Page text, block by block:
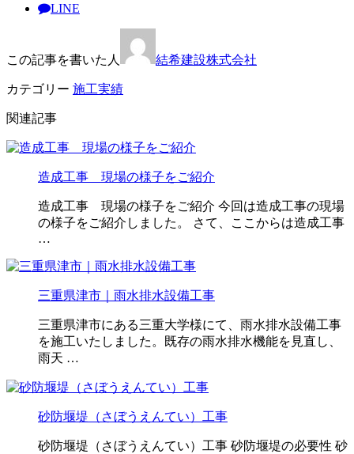
LINE
この記事を書いた人 結希建設株式会社
カテゴリー 施工実績
関連記事
造成工事 現場の様子をご紹介
造成工事 現場の様子をご紹介 今回は造成工事の現場
の様子をご紹介しました。 さて、ここからは造成工事
…
三重県津市｜雨水排水設備工事
三重県津市にある三重大学様にて、雨水排水設備工事
を施工いたしました。既存の雨水排水機能を見直し、
雨天 …
砂防堰堤（さぼうえんてい）工事
砂防堰堤（さぼうえんてい）工事 砂防堰堤の必要性 砂